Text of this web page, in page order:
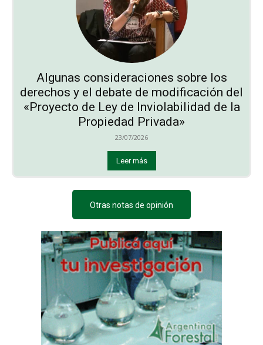
Algunas consideraciones sobre los
derechos y el debate de modificación del
«Proyecto de Ley de Inviolabilidad de la
Propiedad Privada»
23/07/2026
Leer más
Otras notas de opinión